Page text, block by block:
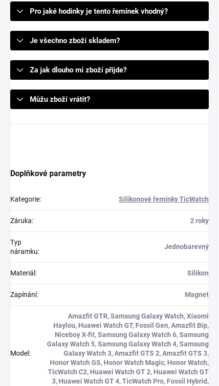
Pro jaké hodinky je tento řemínek vhodný?
Je všechno zboží skladem?
Za jak dlouho mi zboží přijde?
Můžu zboží vrátit?
Doplňkové parametry
Kategorie: Silikonové řemínky TicWatch
Záruka: 2 roky
Typ
náramku:
Jednobarevný
Materiál : Silikon
Zapínání: Magnet
Model :
Amazfit GTR, Samsung Galaxy Watch, Xiaomi
Haylou, Huawei Watch GT, Fossil Gen, Amazfit Bip,
Niceboy X-fit, Samsung Galaxy Watch 6, Samsung
Galaxy Watch 5, Samsung Galaxy Watch 4, Samsung
Galaxy Watch 3, Amazfit GTS 2, Amazfit GTS 3,
Honor Watch GS, Honor Watch Magic, Honor Watch,
TicWatch C2, Huawei Watch GT 2, Huawei Watch GT
3, Huawei Watch GT 4, TicWatch Pro, Fossil Hybrid,